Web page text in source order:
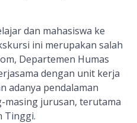
dan mahasiswa ke
ini merupakan salah
Departemen Humas
dengan unit kerja
adanya pendalaman
masing jurusan, terutama
Tinggi.